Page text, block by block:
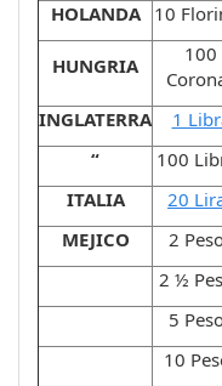
HOLANDA
10
HUNGRIA
100
INGLATERRA 1
“
100
ITALIA
20
MEJICO
2
2 ½
5
10